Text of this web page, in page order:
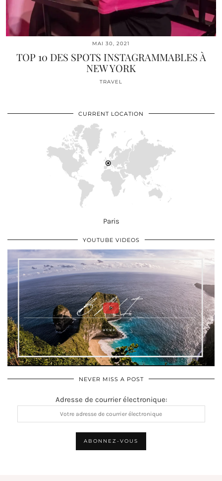
MAI 30, 2021
TOP 10 DES SPOTS INSTAGRAMMABLES À
NEW YORK
TRAVEL
CURRENT LOCATION
Paris
YOUTUBE VIDEOS
NEVER MISS A POST
Adresse de courrier électronique: